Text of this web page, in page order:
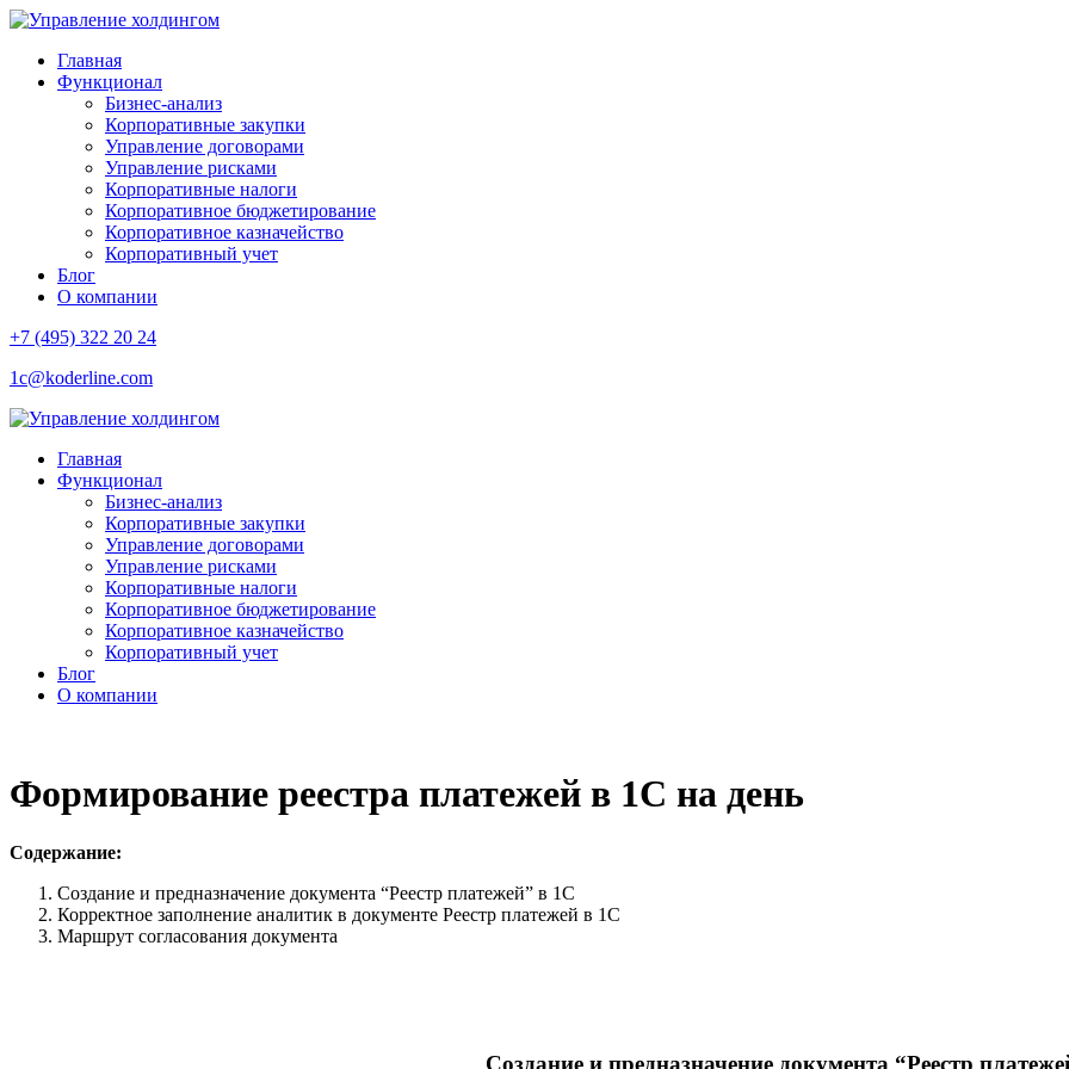
Главная
Функционал
Бизнес-анализ
Корпоративные закупки
Управление договорами
Управление рисками
Корпоративные налоги
Корпоративное бюджетирование
Корпоративное казначейство
Корпоративный учет
Блог
О компании
+7 (495) 322 20 24
1c@koderline.com
Главная
Функционал
Бизнес-анализ
Корпоративные закупки
Управление договорами
Управление рисками
Корпоративные налоги
Корпоративное бюджетирование
Корпоративное казначейство
Корпоративный учет
Блог
О компании
Формирование реестра платежей в 1С на день
Содержание:
Создание и предназначение документа “Реестр платежей” в 1С
Корректное заполнение аналитик в документе Реестр платежей в 1С
Маршрут согласования документа
Создание и предназначение документа “Реестр